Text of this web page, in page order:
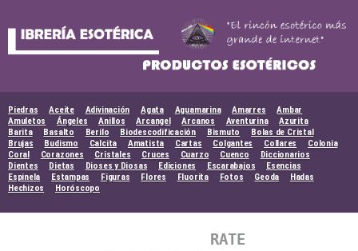
Piedras Aceite Adivinación Agata Aguamarina Amarres
Ambar
Amuletos
Ángeles Anillos Arcangel Arcanos Aventurina
Azurita
Barita
Basalto Berilo Biodescodificación Bismuto
Bolas de Cristal
Brujas
Budismo Calcita Amatista Cartas Colgantes Collares
Colonia
Coral
Corazones Cristales Cruces Cuarzo Cuenco
Diccionarios
Dientes
Dietas Dioses y Diosas Ediciones Escarabajos
Esencias
Espinela
Estampas Figuras Flores Fluorita Fotos Geoda
Hadas
Hechizos
Horóscopo
RATE